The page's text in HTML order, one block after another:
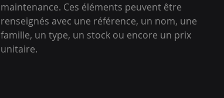
maintenance. Ces éléments peuvent être
renseignés avec une référence, un nom, une
famille, un type, un stock ou encore un prix
unitaire.